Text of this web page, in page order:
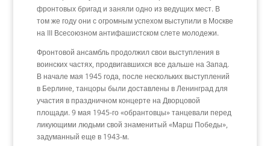
фронтовых бригад и заняли одно из ведущих мест. В
том же году они с огромным успехом выступили в Москве
на III Всесоюзном антифашистском слете молодежи.
Фронтовой ансамбль продолжил свои выступления в
воинских частях, продвигавшихся все дальше на Запад.
В начале мая 1945 года, после нескольких выступлений
в Берлине, танцоры были доставлены в Ленинград для
участия в праздничном концерте на Дворцовой
площади. 9 мая 1945-го «обрантовцы» танцевали перед
ликующими людьми свой знаменитый «Марш Победы»,
задуманный еще в 1943-м.